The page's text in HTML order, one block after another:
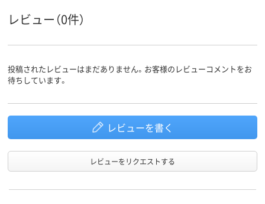
レビュー（0件）
投稿されたレビューはまだありません。お客様のレビューコメントをお
待ちしています。
レビューを書く
レビューをリクエストする